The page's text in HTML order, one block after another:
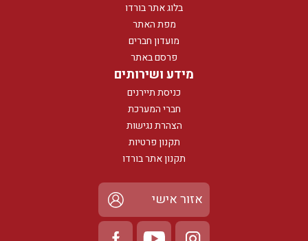
בלוג אתר בורדו
מפת האתר
מועדון חברים
פרסם באתר
מידע ושירותים
כניסת תיירנים
חברי המערכת
הצהרת נגישות
תקנון פרטיות
תקנון אתר בורדו
אזור אישי